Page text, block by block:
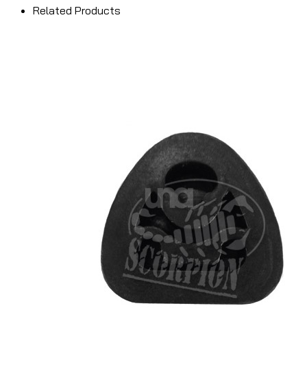
Related Products